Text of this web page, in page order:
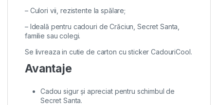
– Culori vii, rezistente la spălare;
– Ideală pentru cadouri de Crăciun, Secret Santa,
familie sau colegi.
Se livreaza in cutie de carton cu sticker CadouriCool.
Avantaje
Cadou sigur și apreciat pentru schimbul de
Secret Santa.